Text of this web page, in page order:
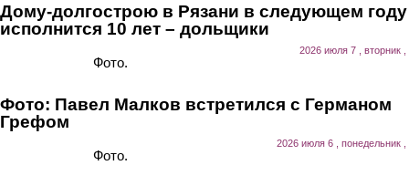
Дому-долгострою в Рязани в следующем году
исполнится 10 лет – дольщики
2026 июля 7 , вторник ,
Фото.
Фото: Павел Малков встретился с Германом
Грефом
2026 июля 6 , понедельник ,
Фото.